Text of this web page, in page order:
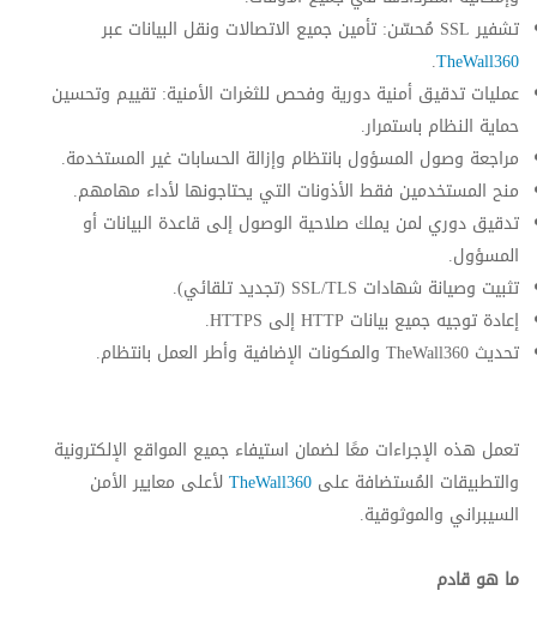
تشفير SSL مُحسّن: تأمين جميع الاتصالات ونقل البيانات عبر
TheWall360
.
عمليات تدقيق أمنية دورية وفحص للثغرات الأمنية: تقييم وتحسين
حماية النظام باستمرار.
مراجعة وصول المسؤول بانتظام وإزالة الحسابات غير المستخدمة.
منح المستخدمين فقط الأذونات التي يحتاجونها لأداء مهامهم.
تدقيق دوري لمن يملك صلاحية الوصول إلى قاعدة البيانات أو
المسؤول.
تثبيت وصيانة شهادات SSL/TLS (تجديد تلقائي).
إعادة توجيه جميع بيانات HTTP إلى HTTPS.
تحديث TheWall360 والمكونات الإضافية وأطر العمل بانتظام.
تعمل هذه الإجراءات معًا لضمان استيفاء جميع المواقع الإلكترونية
والتطبيقات المُستضافة على TheWall360لأعلى معايير الأمن
السيبراني والموثوقية.
ما هو قادم